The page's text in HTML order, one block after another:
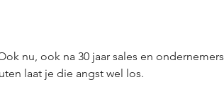
nu, ook na 30 jaar sales en
laat je die angst wel los.